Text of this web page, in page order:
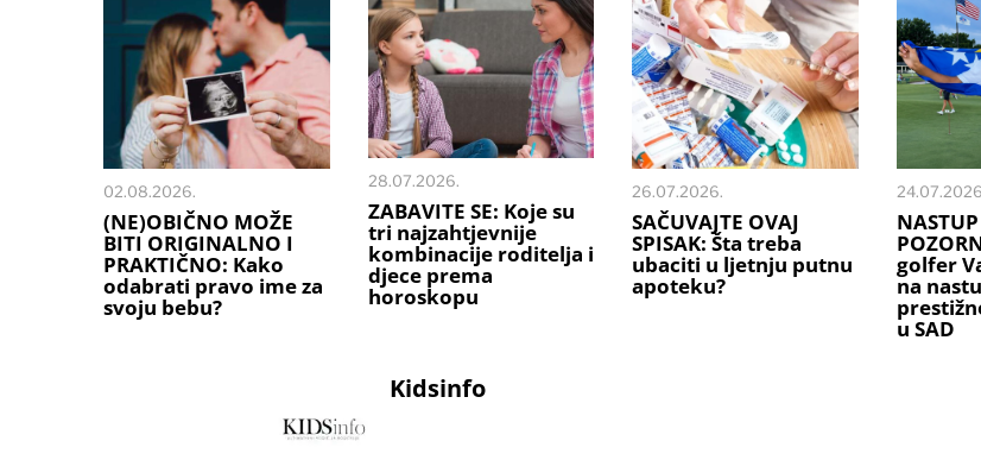
02.08.2026.
(NE)OBIČNO MOŽE
BITI ORIGINALNO I
PRAKTIČNO: Kako
odabrati pravo ime za
svoju bebu?
28.07.2026.
ZABAVITE SE: Koje su
tri najzahtjevnije
kombinacije roditelja i
djece prema
horoskopu
26.07.2026.
SAČUVAJTE OVAJ
SPISAK: Šta treba
ubaciti u ljetnju putnu
apoteku?
NASTUP
golfer
na
u SAD
Kidsinfo